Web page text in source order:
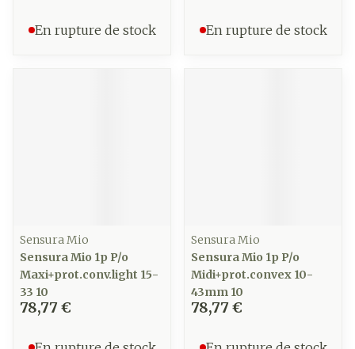
En rupture de stock En rupture de stock
Sensura Mio
Sensura Mio 1p P/o
Maxi+prot.conv.light 15-
33 10
78,77 €
Sensura Mio
Sensura Mio 1p P/o
Midi+prot.convex 10-
43mm 10
78,77 €